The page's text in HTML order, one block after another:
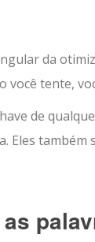
da
você tente,
de
Eles também